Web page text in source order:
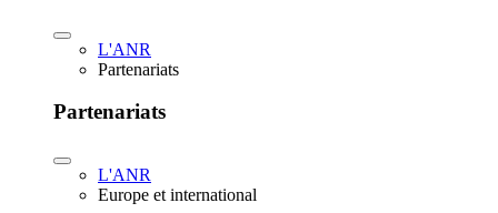
L'ANR
Partenariats
Partenariats
L'ANR
Europe et international